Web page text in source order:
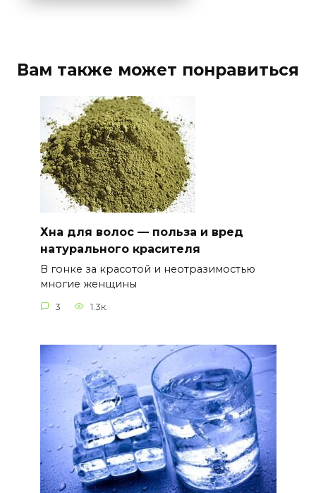
Вам также может понравиться
Хна для волос — польза и вред
натурального красителя
В гонке за красотой и неотразимостью
многие женщины
3 1.3к.